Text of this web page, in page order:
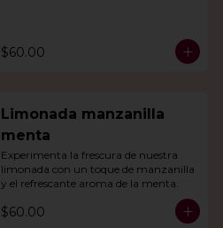
$60.00
Limonada manzanilla
menta
Experimenta la frescura de nuestra
limonada con un toque de manzanilla
y el refrescante aroma de la menta.
$60.00